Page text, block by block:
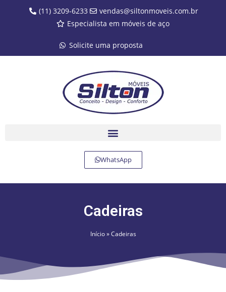
(11) 3209-6233
vendas@siltonmoveis.com.br
Especialista em móveis de aço
Solicite uma proposta
WhatsApp
Cadeiras
Início»Cadeiras